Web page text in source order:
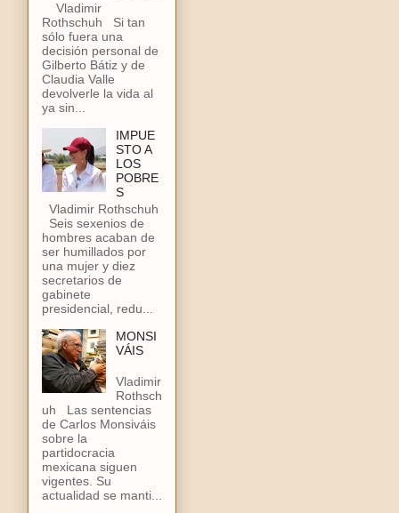
Vladimir
Rothschuh Si tan
sólo fuera una
decisión personal de
Gilberto Bátiz y de
Claudia Valle
devolverle la vida al
ya sin...
IMPUE
STO A
LOS
POBRE
S
Vladimir Rothschuh
Seis sexenios de
hombres acaban de
ser humillados por
una mujer y diez
secretarios de
gabinete
presidencial, redu...
MONSI
VÁIS
Vladimir
Rothsch
uh Las sentencias
de Carlos Monsiváis
sobre la
partidocracia
mexicana siguen
vigentes. Su
actualidad se manti...